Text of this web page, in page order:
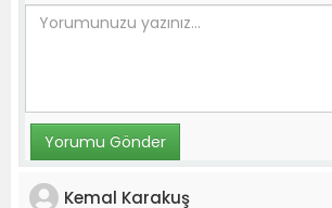
Kemal Karakuş